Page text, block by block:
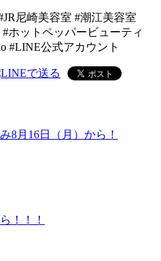
尼崎美容室 #潮江美容室
#ホットペッパービューティ
#LINE公式アカウント
8月16日（月）から！
！！！